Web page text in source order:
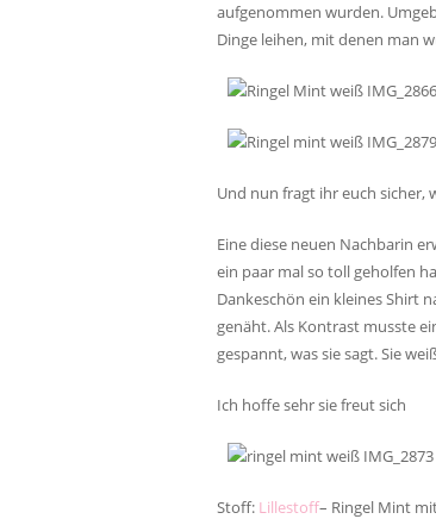
aufgenommen wurden.
Dinge leihen, mit denen man
Und nun fragt ihr euch sicher,
Eine diese neuen Nachbarin
ein paar mal so toll geholfen
Dankeschön ein kleines Shirt
genäht. Als Kontrast musste
gespannt, was sie sagt. Sie
Ich hoffe sehr sie freut sich
Stoff: Lillestoff– Ringel Mint